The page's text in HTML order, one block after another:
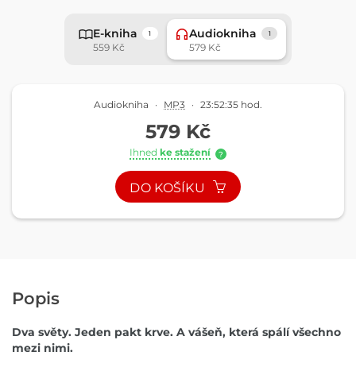
E-kniha 1
559 Kč
Audiokniha 1
579 Kč
Audiokniha · MP3 · 23:52:35 hod.
579 Kč
Ihned ke stažení ?
DO KOŠÍKU
Popis
Dva světy. Jeden pakt krve. A vášeň, která spálí všechno
mezi nimi.